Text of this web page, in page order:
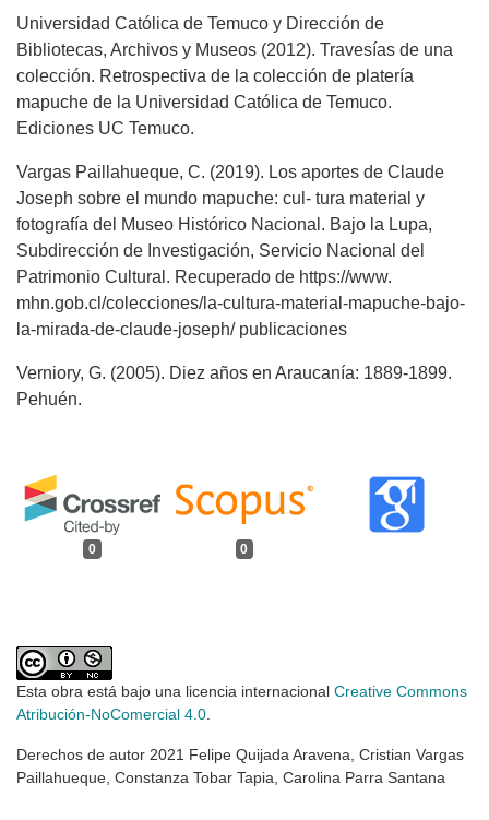
0 0
Universidad Católica de Temuco y Dirección de
Bibliotecas, Archivos y Museos (2012). Travesías de una
colección. Retrospectiva de la colección de platería
mapuche de la Universidad Católica de Temuco.
Ediciones UC Temuco.
Vargas Paillahueque, C. (2019). Los aportes de Claude
Joseph sobre el mundo mapuche: cul- tura material y
fotografía del Museo Histórico Nacional. Bajo la Lupa,
Subdirección de Investigación, Servicio Nacional del
Patrimonio Cultural. Recuperado de https://www.
mhn.gob.cl/colecciones/la-cultura-material-mapuche-bajo-
la-mirada-de-claude-joseph/ publicaciones
Verniory, G. (2005). Diez años en Araucanía: 1889-1899.
Pehuén.
Esta obra está bajo una licencia internacional Creative Commons
Atribución-NoComercial 4.0
Derechos de autor 2021 Felipe Quijada Aravena, Cristian Vargas
Paillahueque, Constanza Tobar Tapia, Carolina Parra Santana